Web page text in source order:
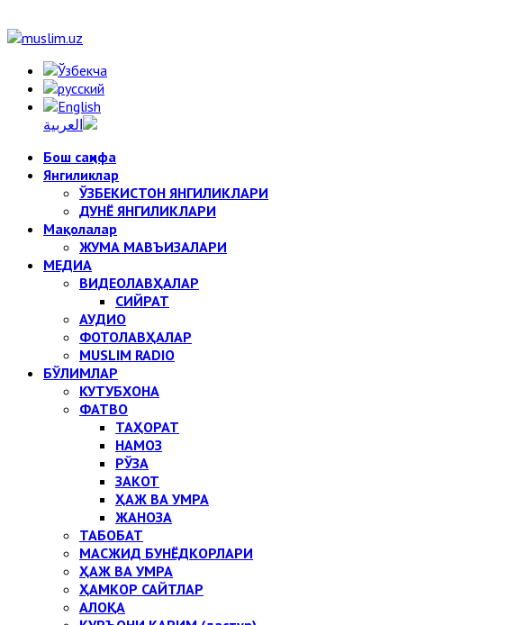
Бош саҳифа
Янгиликлар
ЎЗБЕКИСТОН ЯНГИЛИКЛАРИ
ДУНЁ ЯНГИЛИКЛАРИ
Мақолалар
ЖУМА МАВЪИЗАЛАРИ
МЕДИА
ВИДЕОЛАВҲАЛАР
СИЙРАТ
АУДИО
ФОТОЛАВҲАЛАР
MUSLIM RADIO
БЎЛИМЛАР
КУТУБХОНА
ФАТВО
ТАҲОРАТ
НАМОЗ
РЎЗА
ЗАКОТ
ҲАЖ ВА УМРА
ЖАНОЗА
ТАБОБАТ
МАСЖИД БУНЁДКОРЛАРИ
ҲАЖ ВА УМРА
ҲАМКОР САЙТЛАР
АЛОҚА